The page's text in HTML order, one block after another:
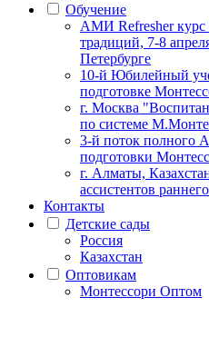
Обучение
АМИ Refresher
традиций, 7-8
Петербурге
10-й Юбилейный
подготовке
г. Москва
по системе
3-й поток полного
подготовки
г. Алматы,
ассистентов
Контакты
Детские сады
Россия
Казахстан
Оптовикам
Монтессори Оптом